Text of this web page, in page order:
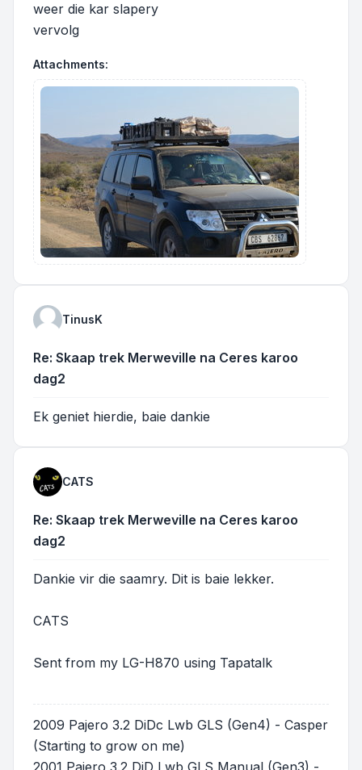
weer die kar slapery
vervolg
Attachments:
TinusK
Re: Skaap trek Merweville na Ceres karoo
dag2
Ek geniet hierdie, baie dankie
CATS
Re: Skaap trek Merweville na Ceres karoo
dag2
Dankie vir die saamry. Dit is baie lekker.
CATS
Sent from my LG-H870 using Tapatalk
2009 Pajero 3.2 DiDc Lwb GLS (Gen4) - Casper
(Starting to grow on me)
2001 Pajero 3.2 DiD Lwb GLS Manual (Gen3) -